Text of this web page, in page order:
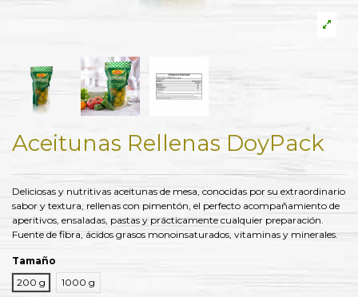
Aceitunas Rellenas DoyPack
Deliciosas y nutritivas aceitunas de mesa, conocidas por su extraordinario
sabor y textura, rellenas con pimentón, el perfecto acompañamiento de
aperitivos, ensaladas, pastas y prácticamente cualquier preparación.
Fuente de fibra, ácidos grasos monoinsaturados, vitaminas y minerales.
Tamaño
200 g
1000 g